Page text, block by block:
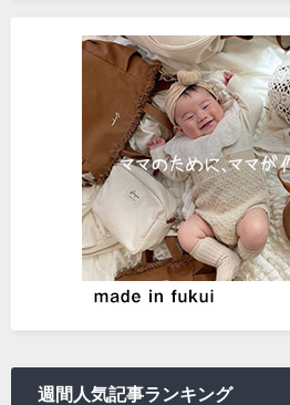
週間人気記事ランキング